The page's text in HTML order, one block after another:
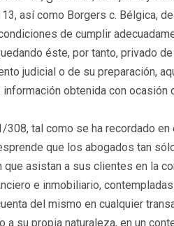
así como Borgers c. Bélgica,
de cumplir
éste, por tanto, privado
judicial o de su preparación,
obtenida con
308, tal como se ha recordado
que los abogados tan
que asistan a sus clientes en la
e inmobiliario,
del mismo en cualquier
su propia naturaleza, en un